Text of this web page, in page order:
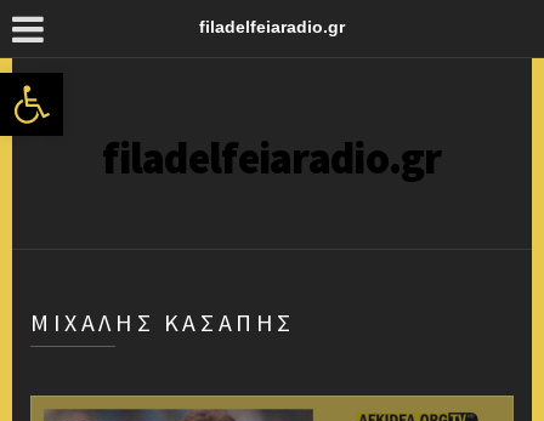
Ανοίξτε τη γραμμή εργαλείων
filadelfeiaradio.gr
filadelfeiaradio.gr
ΜΙΧΆΛΗΣ ΚΑΣΆΠΗΣ